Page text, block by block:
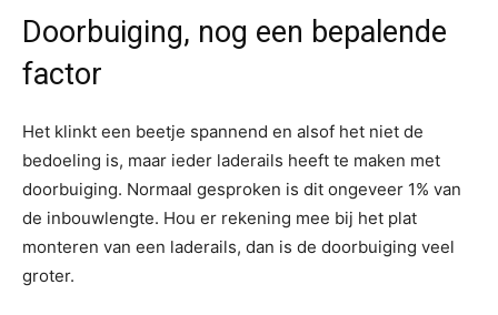
Doorbuiging, nog een bepalende
factor
Het klinkt een beetje spannend en alsof het niet de
bedoeling is, maar ieder laderails heeft te maken met
doorbuiging. Normaal gesproken is dit ongeveer 1% van
de inbouwlengte. Hou er rekening mee bij het plat
monteren van een laderails, dan is de doorbuiging veel
groter.